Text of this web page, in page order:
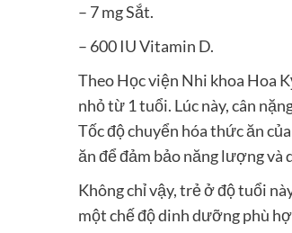
– 7 mg Sắt.
– 600 IU Vitamin D.
Theo Học viện Nhi khoa Hoa
nhỏ từ 1 tuổi. Lúc này, cân
Tốc độ chuyển hóa thức ăn
ăn để đảm bảo năng lượng và
Không chỉ vậy, trẻ ở độ tuổi
một chế độ dinh dưỡng phù